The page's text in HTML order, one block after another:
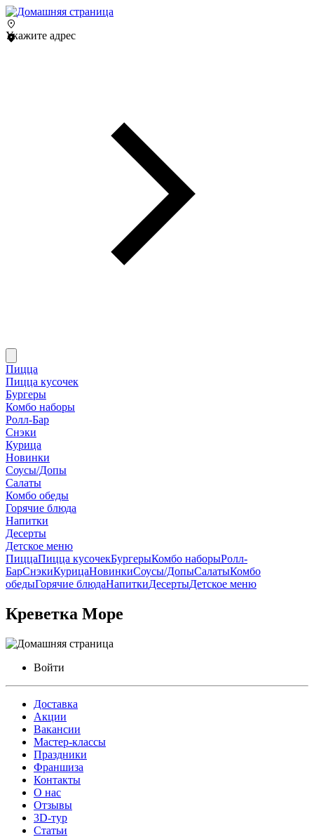
Укажите адрес
Пицца
Пицца кусочек
Бургеры
Комбо наборы
Ролл-Бар
Снэки
Курица
Новинки
Соусы/Допы
Салаты
Комбо обеды
Горячие блюда
Напитки
Десерты
Детское меню
ПиццаПицца кусочекБургерыКомбо наборыРолл-
БарСнэкиКурицаНовинкиСоусы/ДопыСалатыКомбо
обедыГорячие блюдаНапиткиДесертыДетское меню
Креветка Море
Войти
Доставка
Акции
Вакансии
Мастер-классы
Праздники
Франшиза
Контакты
О нас
Отзывы
3D-тур
Статьи